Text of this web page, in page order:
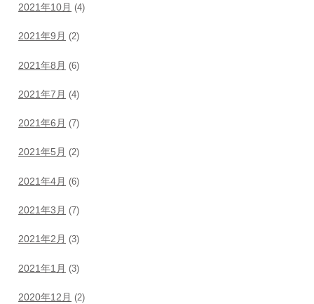
2021年10月 (4)
2021年9月 (2)
2021年8月 (6)
2021年7月 (4)
2021年6月 (7)
2021年5月 (2)
2021年4月 (6)
2021年3月 (7)
2021年2月 (3)
2021年1月 (3)
2020年12月 (2)